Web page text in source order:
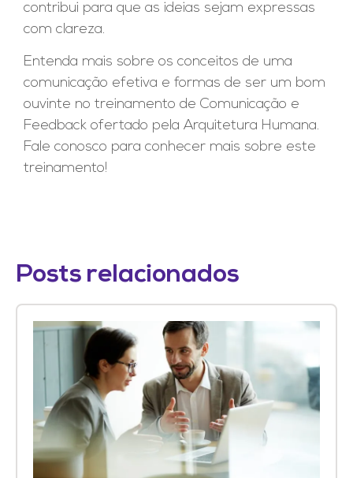
contribui para que as ideias sejam expressas
com clareza.
Entenda mais sobre os conceitos de uma
comunicação efetiva e formas de ser um bom
ouvinte no treinamento de Comunicação e
Feedback ofertado pela Arquitetura Humana.
Fale conosco para conhecer mais sobre este
treinamento!
Posts relacionados